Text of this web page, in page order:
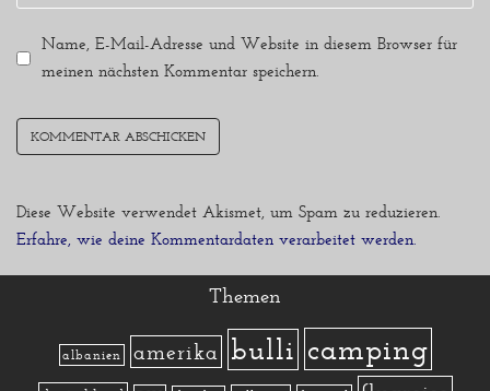
Name, E-Mail-Adresse und Website in diesem Browser für
meinen nächsten Kommentar speichern.
Diese Website verwendet Akismet, um Spam zu reduzieren.
Erfahre, wie deine Kommentardaten verarbeitet werden.
Themen
albanien amerika bulli camping